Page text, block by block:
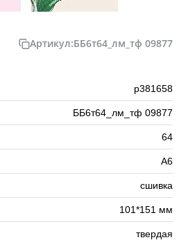
Артикул:ББ6т64_лм_тф 09877
р381658
ББ6т64_лм_тф 09877
64
А6
сшивка
101*151 мм
твердая